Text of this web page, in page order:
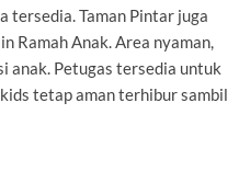
tersedia. Taman Pintar juga
Ramah Anak. Area nyaman,
anak. Petugas tersedia untuk
tetap aman terhibur sambil